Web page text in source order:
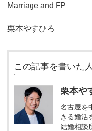
Marriage and FP
栗本やすひろ
この記事を書いた人
栗本や
名古屋を
きる婚活
結婚相談